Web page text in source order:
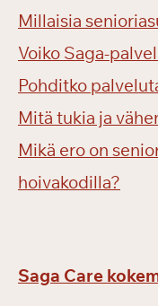
Millaisia
Voiko Saga-
Pohditko
Mitä tukia ja
Mikä ero on
hoivakodilla?
Saga Care